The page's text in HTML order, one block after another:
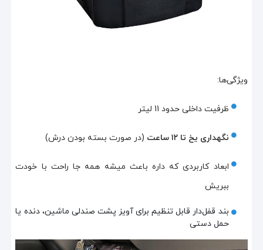
ویژگی‌ها:
ظرفیت داخلی حدود 11 لیتر
نگهداری یخ تا ۱۲ ساعت (در صورت بسته بودن درش)
ابعاد کاربردی که داره باعث میشه همه جا راحت با خودت
ببریش
بند قفل‌دار قابل تنظیم برای آویز پشت صندلی ماشین، دنده یا
حمل دستی